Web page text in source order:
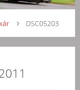
DSC05203